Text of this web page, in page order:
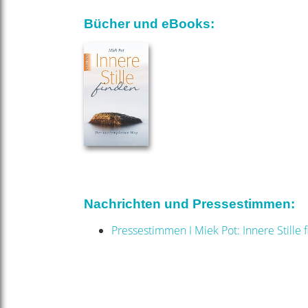
Bücher und eBooks:
Nachrichten und Pressestimmen:
Pressestimmen I Miek Pot: Innere Stille